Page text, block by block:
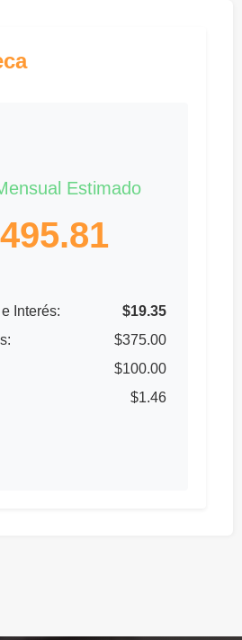
Estimado
Interés:
$19.35
$375.00
$100.00
$1.46